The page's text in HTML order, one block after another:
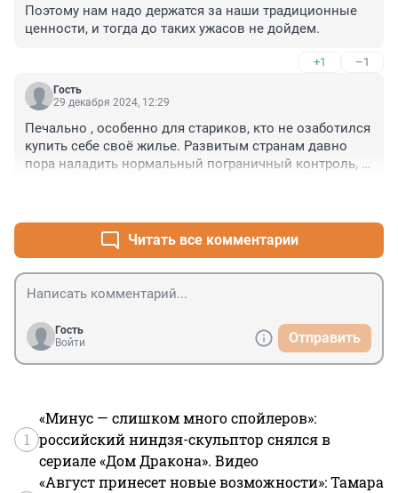
Поэтому нам надо держатся за наши традиционные
ценности, и тогда до таких ужасов не дойдем.
+1 –1
Гость
29 декабря 2024, 12:29
Печально , особенно для стариков, кто не озаботился
купить себе своё жилье. Развитым странам давно
пора наладить нормальный пограничный контроль,
Читать все комментарии
Гость
Войти
Отправить
1
«Минус — слишком много спойлеров»:
российский ниндзя-скульптор снялся в
сериале «Дом Дракона». Видео
«Август принесет новые возможности»: Тамара